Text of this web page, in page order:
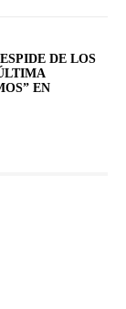
DE LOS
EN